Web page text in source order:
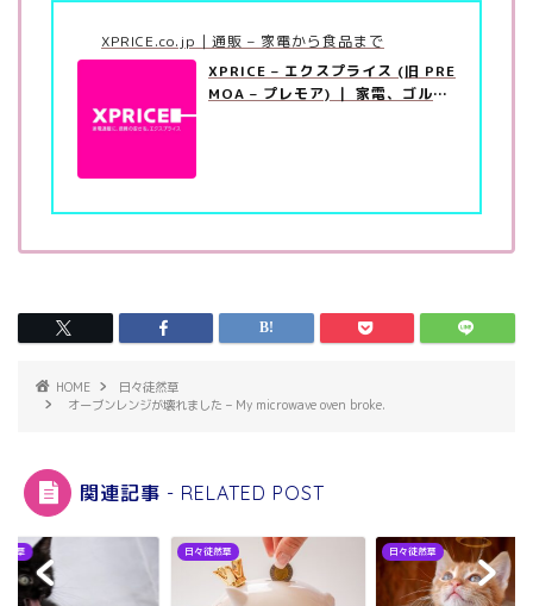
XPRICE.co.jp｜通販 – 家電から食品まで
XPRICE – エクスプライス (旧 PRE
MOA – プレモア) ｜ 家電、ゴル
HOME
日々徒然草
オーブンレンジが壊れました – My microwave oven broke.
関連記事 - RELATED POST
然草 日々徒然草 日々徒然草